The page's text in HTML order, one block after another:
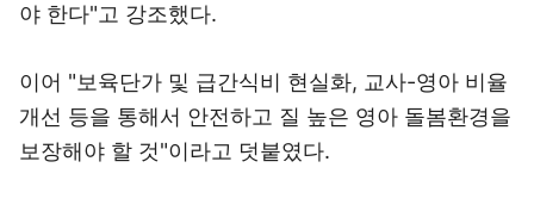
야 한다"고 강조했다.
이어 "보육단가 및 급간식비 현실화, 교사-영아 비율
개선 등을 통해서 안전하고 질 높은 영아 돌봄환경을
보장해야 할 것"이라고 덧붙였다.